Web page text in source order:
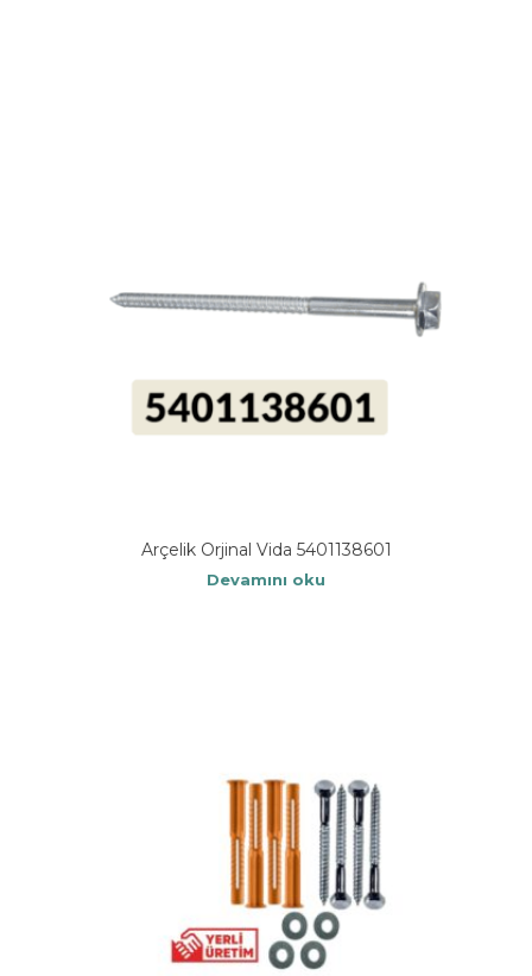
Arçelik Orjinal Vida 5401138601
Devamını oku